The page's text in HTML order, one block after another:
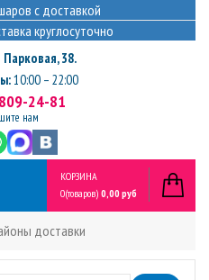
с доставкой
круглосуточно
Парковая, 38.
10:00 – 22:00
24-81
нам
КОРЗИНА
0(товаров) 0,00 руб
доставки